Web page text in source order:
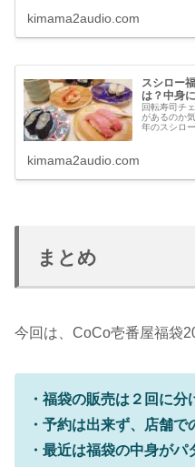
kimama2audio.com
スシロー
は？中身
回転寿司チ
があるのか
年のスシロ
kimama2audio.com
まとめ
今回は、CoCo壱番屋福袋
・福袋の販売は２回に分
・予約は出来ず、店舗で
・最近は福袋の中身が